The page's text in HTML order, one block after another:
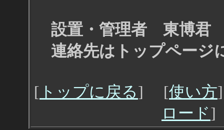
設置・管理者 東博君
連絡先はトップページ
[ トップに戻る] [使い方
ロード